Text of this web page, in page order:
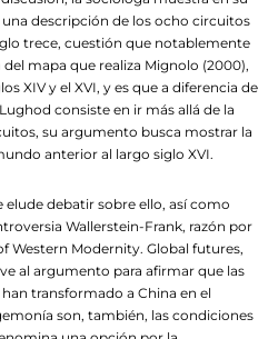
descripción de los ocho circuitos
trece, cuestión que notablemente
mapa que realiza Mignolo (2000),
XIV y el XVI, y es que a diferencia de
consiste en ir más allá de la
su argumento busca mostrar la
anterior al largo siglo XVI.
debatir sobre ello, así como
Wallerstein-Frank, razón por
Western Modernity. Global futures,
al argumento para afirmar que las
transformado a China en el
son, también, las condiciones